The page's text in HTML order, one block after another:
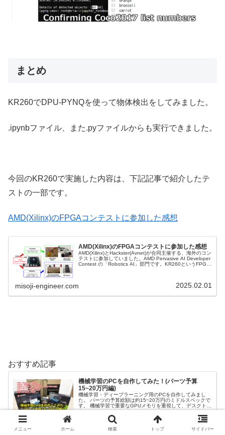
まとめ
KR260でDPU-PYNQを使って物体検出をしてみました。
.ipynbファイル、また.pyファイルからも実行できました。
今回のKR260で実施した内容は、下記記事で紹介したテ
ストの一部です。
AMD(Xilinx)のFPGAコンテストに参加した感想
AMD(Xilinx)のFPGAコンテストに参加した感想
AMD(Xilinx)とHackster(Avnet)が合同主催する、海外のコン
テストに参加していました。AMD Pervasive AI Developer
Contest の「Robotics AI」部門です。KR260というFPGA
misoji-engineer.com 2025.02.01
おすすめ記事
機械学習のPCを自作してみた！(パーツ予算
15~20万円編)
機械学習・ディープラーニング用のPCを自作してみまし
た。 パーツの予算総額は約15~20万円のミドルスペックで
す。 機械学習で重要なGPUメモリを重視して、デスクトッ
プPCを組んだ内容を紹介します。
misoji-engineer.com 2023.02.14
メニュー ホーム 検索 トップ サイドバー